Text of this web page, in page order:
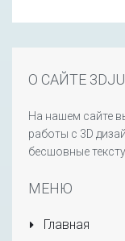
О САЙТЕ
На нашем сайте
работы с 3D
бесшовные
МЕНЮ
Главная